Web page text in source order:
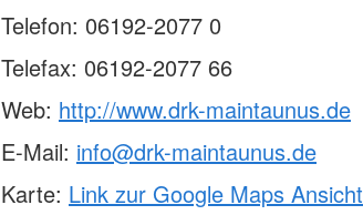
Telefon: 06192-2077 0
Telefax: 06192-2077 66
Web: http://www.drk-maintaunus.de
E-Mail: info@drk-maintaunus.de
Karte: Link zur Google Maps Ansicht